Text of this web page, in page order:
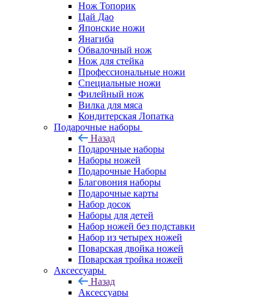
Нож Топорик
Цай Дао
Японские ножи
Янагиба
Обвалочный нож
Нож для стейка
Профессиональные ножи
Специальные ножи
Филейный нож
Вилка для мяса
Кондитерская Лопатка
Подарочные наборы
Назад
Подарочные наборы
Наборы ножей
Подарочные Наборы
Благовония наборы
Подарочные карты
Набор досок
Наборы для детей
Набор ножей без подставки
Набор из четырех ножей
Поварская двойка ножей
Поварская тройка ножей
Аксессуары
Назад
Аксессуары